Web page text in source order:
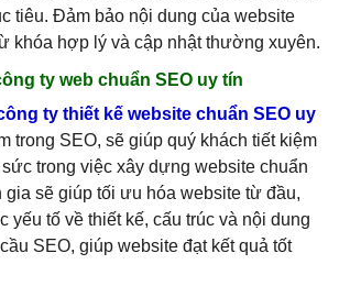
tiêu. Đảm bảo nội dung của website
khóa hợp lý và cập nhật thường xuyên.
ty web chuẩn SEO uy tín
ty thiết kế website chuẩn SEO uy
trong SEO, sẽ giúp quý khách tiết kiệm
trong việc xây dựng website chuẩn
gia sẽ giúp tối ưu hóa website từ đầu,
yếu tố về thiết kế, cấu trúc và nội dung
SEO, giúp website đạt kết quả tốt